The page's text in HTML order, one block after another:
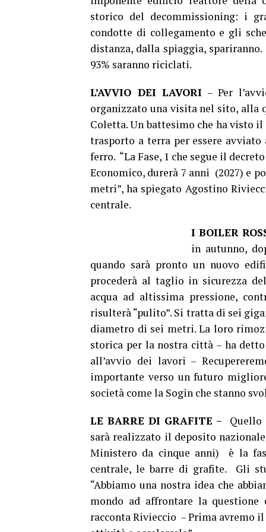
storico del decommissioning: i
condotte di collegamento e gli
distanza, dalla spiaggia,
93% saranno riciclati.
L’AVVIO DEI LAVORI – Per
organizzato una visita nel sito, alla
Coletta. Un battesimo che ha visto
trasporto a terra per essere
ferro. “La Fase, 1 che segue il
Economico, durerà 7 anni (2027) e
metri”, ha spiegato Agostino
centrale.
I BOILER
in autunno,
quando sarà pronto un nuovo
procederà al taglio in sicurezza
acqua ad altissima pressione,
risulterà “pulito”. Si tratta di sei
diametro di sei metri. La loro
storica per la nostra città – ha
all’avvio dei lavori –
importante verso un futuro
società come la Sogin che stanno
LE BARRE DI GRAFITE – Quello
sarà realizzato il deposito
Ministero da cinque anni) è la
centrale, le barre di grafite. Gli
“Abbiamo una nostra idea che
mondo ad affrontare la
racconta Rivieccio – Prima avremo